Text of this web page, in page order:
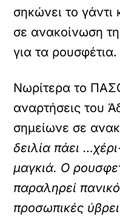
σηκώνει το
σε ανακοίνωση
για τα ρουσφέτια.
Νωρίτερα το
αναρτήσεις του
σημείωνε σε
δειλία πάει
μαγκιά. Ο
παραληρεί
προσωπικές